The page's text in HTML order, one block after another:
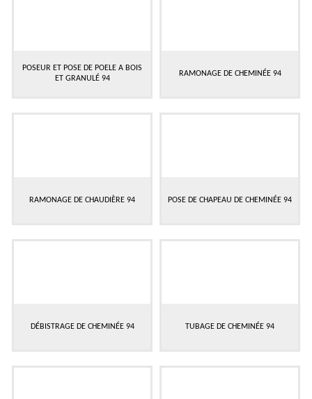
POSEUR ET POSE DE POELE A BOIS
ET GRANULÉ 94
RAMONAGE DE CHEMINÉE 94
RAMONAGE DE CHAUDIÈRE 94 POSE DE CHAPEAU DE CHEMINÉE 94
DÉBISTRAGE DE CHEMINÉE 94 TUBAGE DE CHEMINÉE 94